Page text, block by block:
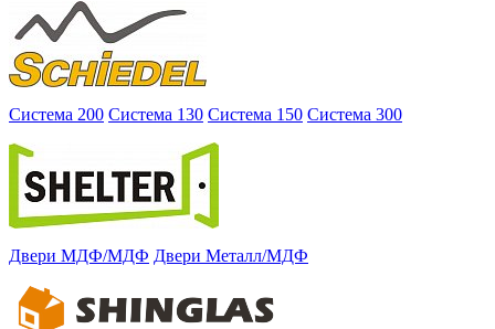
Система 200 Система 130 Система 150 Система 300
Двери МДФ/МДФ Двери Металл/МДФ